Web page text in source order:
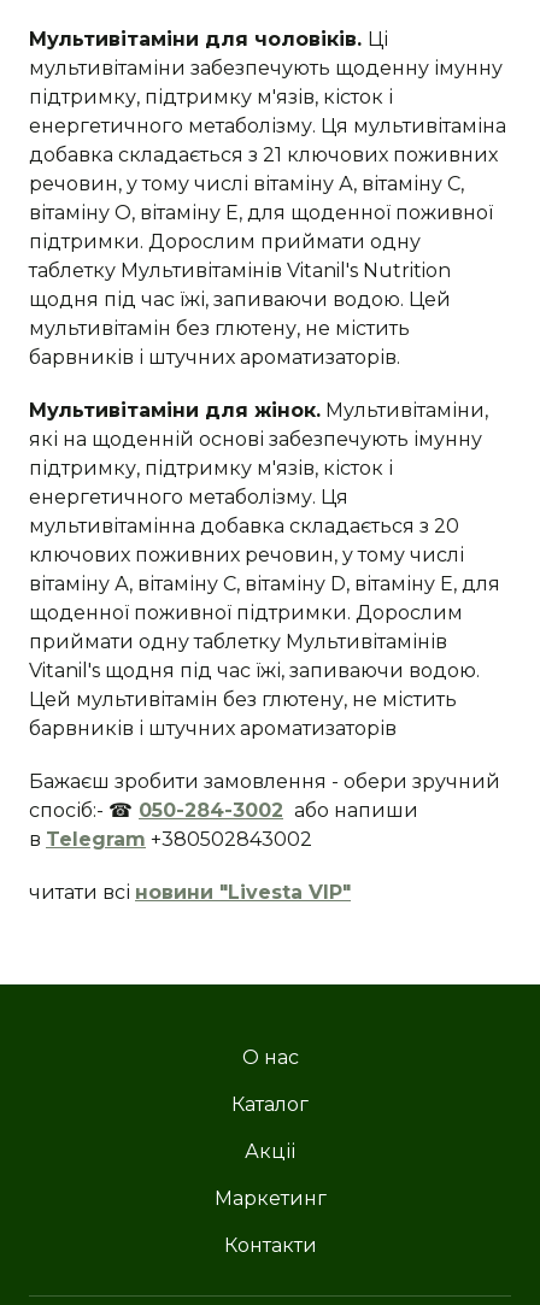
Мультивітаміни для чоловіків. Ці
мультивітаміни забезпечують щоденну імунну
підтримку, підтримку м'язів, кісток і
енергетичного метаболізму. Ця мультивітаміна
добавка складається з 21 ключових поживних
речовин, у тому числі вітаміну А, вітаміну С,
вітаміну О, вітаміну Е, для щоденної поживної
підтримки. Дорослим приймати одну
таблетку Мультивітамінів Vitanil's Nutrition
щодня під час їжі, запиваючи водою. Цей
мультивітамін без глютену, не містить
барвників і штучних ароматизаторів.
Мультивітаміни для жінок. Мультивітаміни,
які на щоденній основі забезпечують імунну
підтримку, підтримку м'язів, кісток і
енергетичного метаболізму. Ця
мультивітамінна добавка складається з 20
ключових поживних речовин, у тому числі
вітаміну А, вітаміну С, вітаміну D, вітаміну Е, для
щоденної поживної підтримки. Дорослим
приймати одну таблетку Мультивітамінів
Vitanil's щодня під час їжі, запиваючи водою.
Цей мультивітамін без глютену, не містить
барвників і штучних ароматизаторів
Бажаєш зробити замовлення - обери зручний
спосіб:- ☎ 050-284-3002 або напиши
в Telegram +380502843002
читати всі новини "Livesta VIP"
О нас
Каталог
Акціі
Маркетинг
Контакти